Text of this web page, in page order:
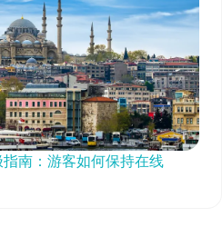
南：游客如何保持在线